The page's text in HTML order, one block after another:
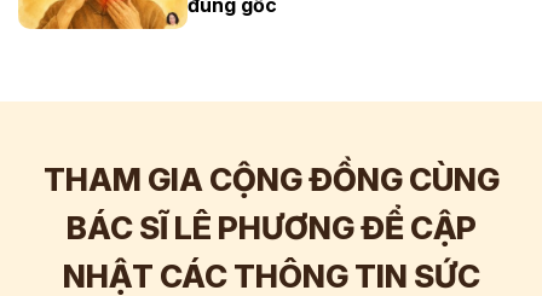
THAM GIA CỘNG ĐỒNG CÙNG
BÁC SĨ LÊ PHƯƠNG ĐỂ CẬP
NHẬT CÁC THÔNG TIN SỨC